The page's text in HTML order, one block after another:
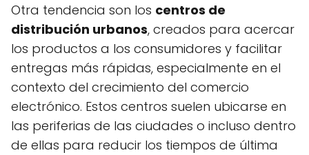
Otra tendencia son los centros de
distribución urbanos, creados para acercar
los productos a los consumidores y facilitar
entregas más rápidas, especialmente en el
contexto del crecimiento del comercio
electrónico. Estos centros suelen ubicarse en
las periferias de las ciudades o incluso dentro
de ellas para reducir los tiempos de última